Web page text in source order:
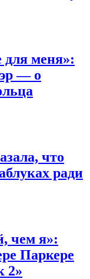
меня»:
— о
что
ради
чем я»:
Паркере
2»